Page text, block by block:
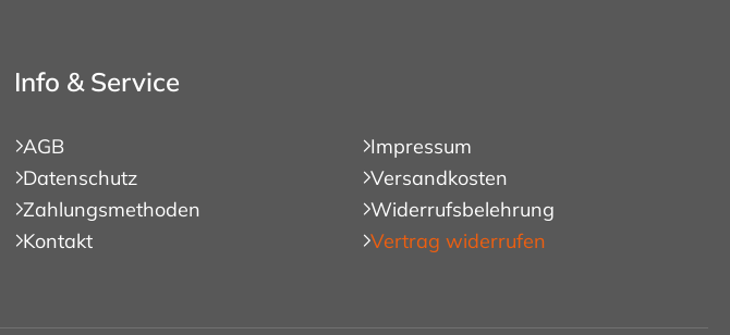
Info & Service
AGB
Impressum
Datenschutz
Versandkosten
Zahlungsmethoden
Widerrufsbelehrung
Kontakt
Vertrag widerrufen